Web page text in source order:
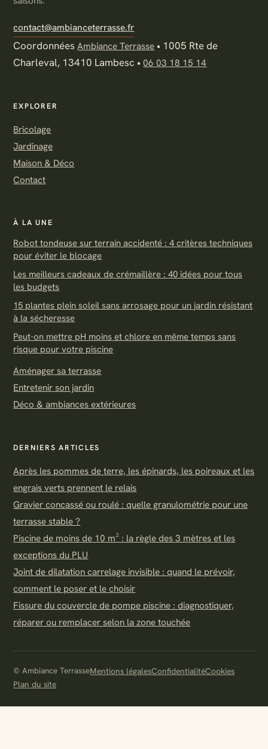
contact@ambianceterrasse.fr
Coordonnées Ambiance Terrasse • 1005 Rte de
Charleval, 13410 Lambesc •06 03 18 15 14
EXPLORER
Bricolage
Jardinage
Maison & Déco
Contact
À LA UNE
Robot tondeuse sur terrain accidenté : 4 critères techniques
pour éviter le blocage
Les meilleurs cadeaux de crémaillère : 40 idées pour tous
les budgets
15 plantes plein soleil sans arrosage pour un jardin résistant
à la sécheresse
Peut-on mettre pH moins et chlore en même temps sans
risque pour votre piscine
Aménager sa terrasse
Entretenir son jardin
Déco & ambiances extérieures
DERNIERS ARTICLES
Après les pommes de terre, les épinards, les poireaux et les
engrais verts prennent le relais
Gravier concassé ou roulé : quelle granulométrie pour une
terrasse stable ?
Piscine de moins de 10 m² : la règle des 3 mètres et les
exceptions du PLU
Joint de dilatation carrelage invisible : quand le prévoir,
comment le poser et le choisir
Fissure du couvercle de pompe piscine : diagnostiquer,
réparer ou remplacer selon la zone touchée
© Ambiance TerrasseMentions légalesConfidentialitéCookies
Plan du site